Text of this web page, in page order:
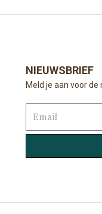
NIEUWSBRIEF
Meld je aan voor
Email